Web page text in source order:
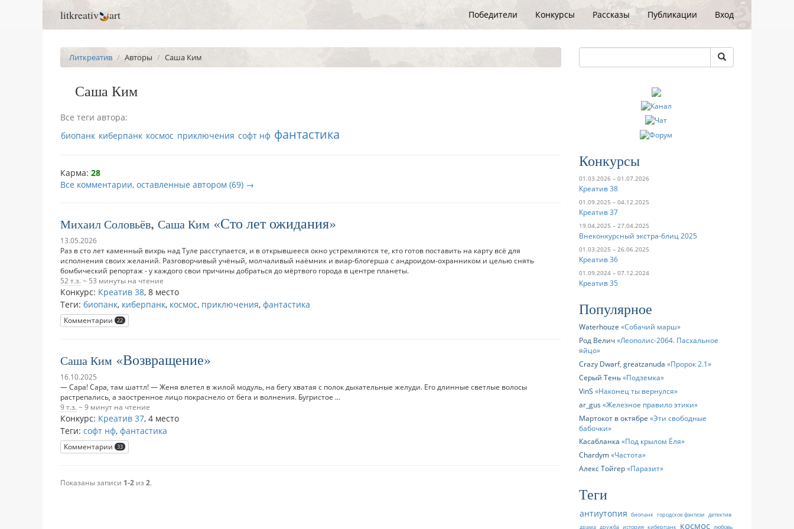
litkreativ art Победители Конкурсы Рассказы Публикации Вход
Литкреатив Авторы Саша Ким
Саша Ким
Все теги автора:
биопанк киберпанк космос приключения софт нф фантастика
Карма: 28
Все комментарии, оставленные автором (69) →
Михаил Соловьёв, Саша Ким Сто лет ожидания
13.05.2026
Раз в сто лет каменный вихрь над Туле расступается, и в открывшееся окно устремляются те, кто готов поставить на карту всё для
исполнения своих желаний. Разговорчивый учёный, молчаливый наёмник и виар-блогерша с андроидом-охранником и целью снять
бомбический репортаж - у каждого свои причины добраться до мёртвого города в центре планеты.
52 т.з. ~ 53 минуты на чтение
Конкурс: Креатив 38, 8 место
Теги: биопанк, киберпанк, космос, приключения, фантастика
Комментарии 22
Саша Ким Возвращение
16.10.2025
— Сара! Сара, там шаттл! — Женя влетел в жилой модуль, на бегу хватая с полок дыхательные желуди. Его длинные светлые волосы
растрепались, а заостренное лицо покраснело от бега и волнения. Бугристое ...
9 т.з. ~ 9 минут на чтение
Конкурс: Креатив 37, 4 место
Теги: софт нф, фантастика
Комментарии 33
Показаны записи 1-2 из 2.
Конкурсы
01.03.2026 – 01.07.2026
Креатив 38
01.09.2025 – 04.12.2025
Креатив 37
19.04.2025 – 27.04.2025
Внеконкурсный экстра-блиц 2025
01.03.2025 – 26.06.2025
Креатив 36
01.09.2024 – 07.12.2024
Креатив 35
Популярное
Waterhouze Собачий марш
Род Велич Леополис-2064. Пасхальное
яйцо
Crazy Dwarf, greatzanuda Пророк 2.1
Серый Тень Подземка
VinS Наконец ты вернулся
ar_gus Железное правило этики
Мартокот в октябре Эти свободные
бабочки
Касабланка Под крылом Ёля
Chardym Частота
Алекс Тойгер Паразит
Теги
антиутопия биопанк городское фэнтези детектив
драма дружба история киберпанк космос любовь